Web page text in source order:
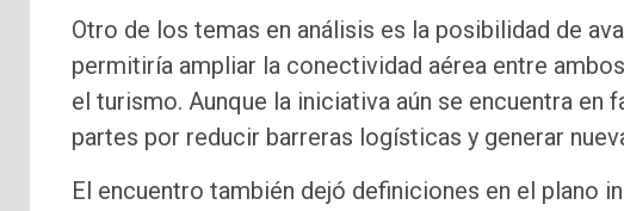
Otro de los temas en análisis es la posibilidad de
permitiría ampliar la conectividad aérea entre
el turismo. Aunque la iniciativa aún se encuentra en
partes por reducir barreras logísticas y generar
El encuentro también dejó definiciones en el plano